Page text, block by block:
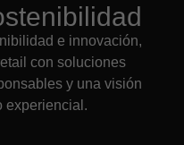
e innovación,
con soluciones
y una visión
experiencial.